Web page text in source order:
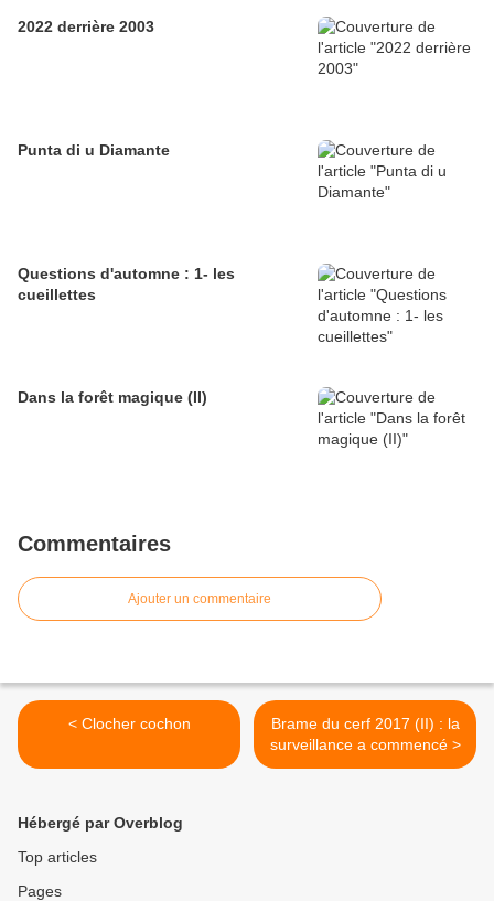
2022 derrière 2003
Punta di u Diamante
Questions d'automne : 1- les
cueillettes
Dans la forêt magique (II)
Commentaires
Ajouter un commentaire
< Clocher cochon
Brame du cerf 2017 (II) : la
surveillance a commencé >
Hébergé par Overblog
Top articles
Pages